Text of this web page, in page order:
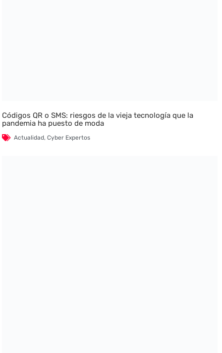
Códigos QR o SMS: riesgos de la vieja tecnología que la
pandemia ha puesto de moda
Actualidad,Cyber Expertos